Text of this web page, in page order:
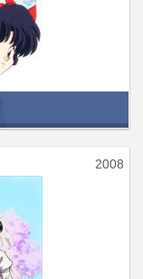
2008